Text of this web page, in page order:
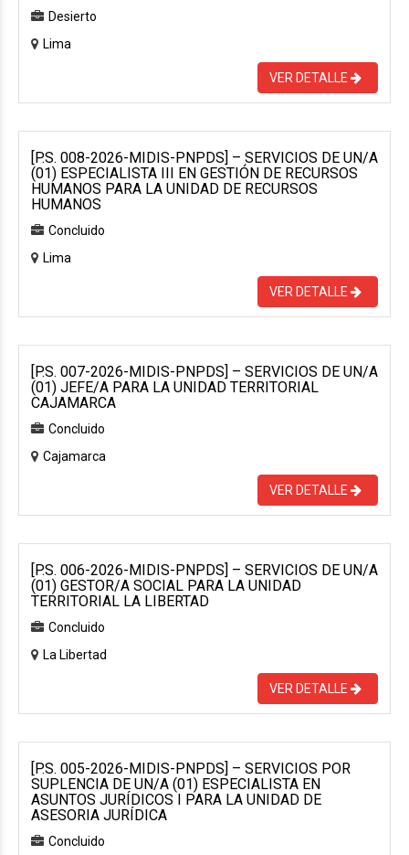
Desierto
Lima
VER DETALLE
[P.S. 008-2026-MIDIS-PNPDS] – SERVICIOS DE UN/A
(01) ESPECIALISTA III EN GESTIÓN DE RECURSOS
HUMANOS PARA LA UNIDAD DE RECURSOS
HUMANOS
Concluido
Lima
VER DETALLE
[P.S. 007-2026-MIDIS-PNPDS] – SERVICIOS DE UN/A
(01) JEFE/A PARA LA UNIDAD TERRITORIAL
CAJAMARCA
Concluido
Cajamarca
VER DETALLE
[P.S. 006-2026-MIDIS-PNPDS] – SERVICIOS DE UN/A
(01) GESTOR/A SOCIAL PARA LA UNIDAD
TERRITORIAL LA LIBERTAD
Concluido
La Libertad
VER DETALLE
[P.S. 005-2026-MIDIS-PNPDS] – SERVICIOS POR
SUPLENCIA DE UN/A (01) ESPECIALISTA EN
ASUNTOS JURÍDICOS I PARA LA UNIDAD DE
ASESORIA JURÍDICA
Concluido